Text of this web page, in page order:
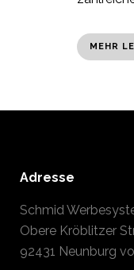
MEHR
Adresse
Schmid
Obere Kröblitzer
92431 Neunburg